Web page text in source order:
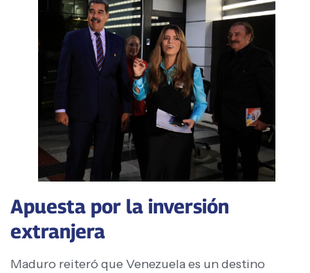
Apuesta por la inversión
extranjera
Maduro reiteró que Venezuela es un destino